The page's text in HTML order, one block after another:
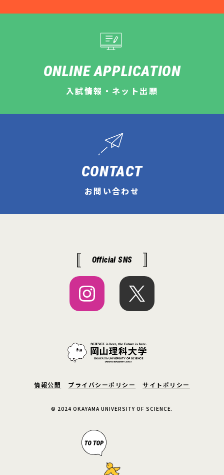
ONLINE APPLICATION
入試情報・ネット出願
CONTACT
お問い合わせ
Official SNS
情報公開 プライバシーポリシー サイトポリシー
© 2024 OKAYAMA UNIVERSITY OF SCIENCE.